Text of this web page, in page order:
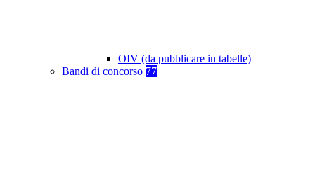
OIV (da pubblicare in tabelle)
Bandi di concorso 77